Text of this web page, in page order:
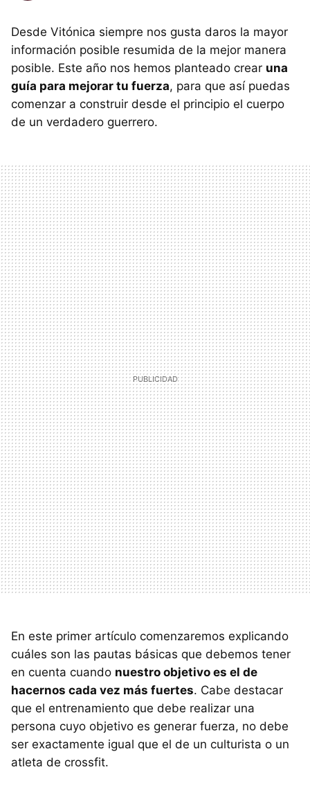
Desde Vitónica siempre nos gusta daros la mayor
información posible resumida de la mejor manera
posible. Este año nos hemos planteado crear una
guía para mejorar tu fuerza, para que así puedas
comenzar a construir desde el principio el cuerpo
de un verdadero guerrero.
En este primer artículo comenzaremos explicando
cuáles son las pautas básicas que debemos tener
en cuenta cuando nuestro objetivo es el de
hacernos cada vez más fuertes. Cabe destacar
que el entrenamiento que debe realizar una
persona cuyo objetivo es generar fuerza, no debe
ser exactamente igual que el de un culturista o un
atleta de crossfit.